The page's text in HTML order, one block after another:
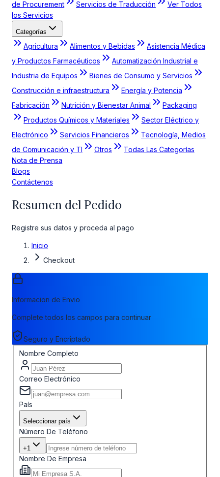
de Procurement
Servicios de Traducción
Ver Todos
los Servicios
Categorías
Agricultura Alimentos y Bebidas
Asistencia Médica
y Productos Farmacéuticos
Automatización Industrial e
Industria de Equipos
Bienes de Consumo y Servicios
Construcción e infraestructura
Energía y Potencia
Fabricación
Nutrición y Bienestar Animal
Packaging
Productos Químicos y Materiales
Sector Eléctrico y
Electrónico
Servicios Financieros
Tecnología, Medios
de Comunicación y TI
Otros
Todas Las Categorías
Nota de Prensa
Blogs
Contáctenos
Resumen del Pedido
Registre sus datos y proceda al pago
Inicio
Checkout
Informacion de Envio
Complete todos los campos para continuar
Seguro y Encriptado
Nombre Completo
Correo Electrónico
País
Seleccionar país
Número De Teléfono
+1
Nombre De Empresa